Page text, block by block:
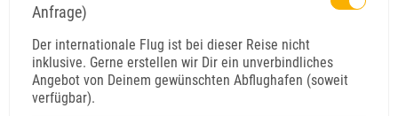
Anfrage)
Der internationale Flug ist bei dieser Reise nicht
inklusive. Gerne erstellen wir Dir ein unverbindliches
Angebot von Deinem gewünschten Abflughafen (soweit
verfügbar).